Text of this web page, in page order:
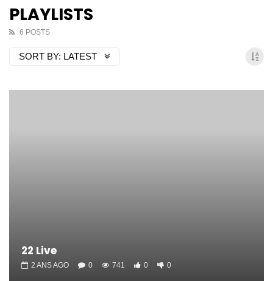
PLAYLISTS
6 POSTS
SORT BY: LATEST
22 Live
2 ANS AGO 0 741 0 0